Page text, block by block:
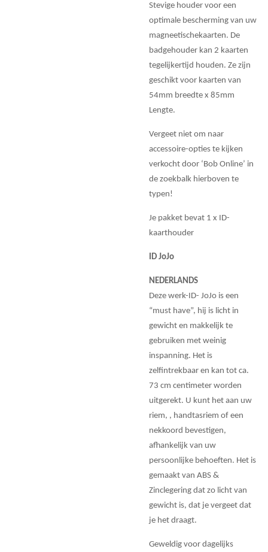
Stevige houder voor een
optimale bescherming van uw
magneetischekaarten. De
badgehouder kan 2 kaarten
tegelijkertijd houden. Ze zijn
geschikt voor kaarten van
54mm breedte x 85mm
Lengte.
Vergeet niet om naar
accessoire-opties te kijken
verkocht door ‘Bob Online’ in
de zoekbalk hierboven te
typen!
Je pakket bevat 1 x ID-
kaarthouder
ID JoJo
NEDERLANDS
Deze werk-ID- JoJo is een
“must have”, hij is licht in
gewicht en makkelijk te
gebruiken met weinig
inspanning. Het is
zelfintrekbaar en kan tot ca.
73 cm centimeter worden
uitgerekt. U kunt het aan uw
riem, , handtasriem of een
nekkoord bevestigen,
afhankelijk van uw
persoonlijke behoeften. Het is
gemaakt van ABS &
Zinclegering dat zo licht van
gewicht is, dat je vergeet dat
je het draagt.
Geweldig voor dagelijks